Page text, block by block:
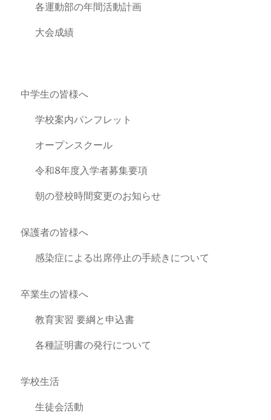
各運動部の年間活動計画
大会成績
中学生の皆様へ
学校案内パンフレット
オープンスクール
令和8年度入学者募集要項
朝の登校時間変更のお知らせ
保護者の皆様へ
感染症による出席停止の手続きについて
卒業生の皆様へ
教育実習 要綱と申込書
各種証明書の発行について
学校生活
生徒会活動